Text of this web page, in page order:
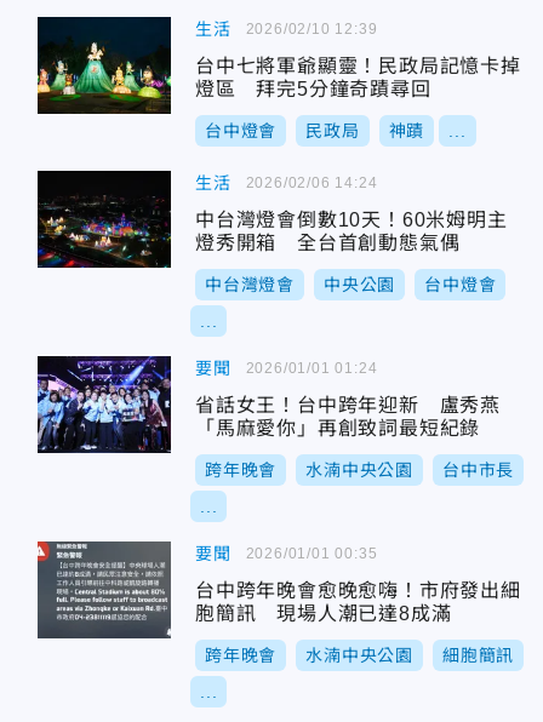
生活
台中七將軍爺顯靈！民政局記憶卡掉
燈區 拜完5分鐘奇蹟尋回
台中燈會 民政局 神蹟
2026/02/10 12:39
生活
中台灣燈會倒數10天！60米姆明主
燈秀開箱 全台首創動態氣偶
中台灣燈會 中央公園 台中燈會
2026/02/06 14:24
要聞
省話女王！台中跨年迎新 盧秀燕
「馬麻愛你」再創致詞最短紀錄
跨年晚會 水湳中央公園 台中市長
2026/01/01 01:24
要聞
台中跨年晚會愈晚愈嗨！市府發出細
胞簡訊 現場人潮已達8成滿
跨年晚會 水湳中央公園 細胞簡訊
2026/01/01 00:35